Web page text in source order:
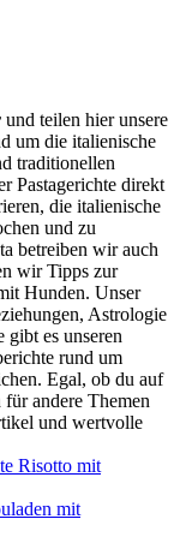
und teilen hier unsere
um die italienische
traditionellen
Pastagerichte direkt
die italienische
und zu
betreiben wir auch
wir Tipps zur
Hunden. Unser
Astrologie
es unseren
rund um
Egal, ob du auf
andere Themen
und wertvolle
Risotto mit
mit